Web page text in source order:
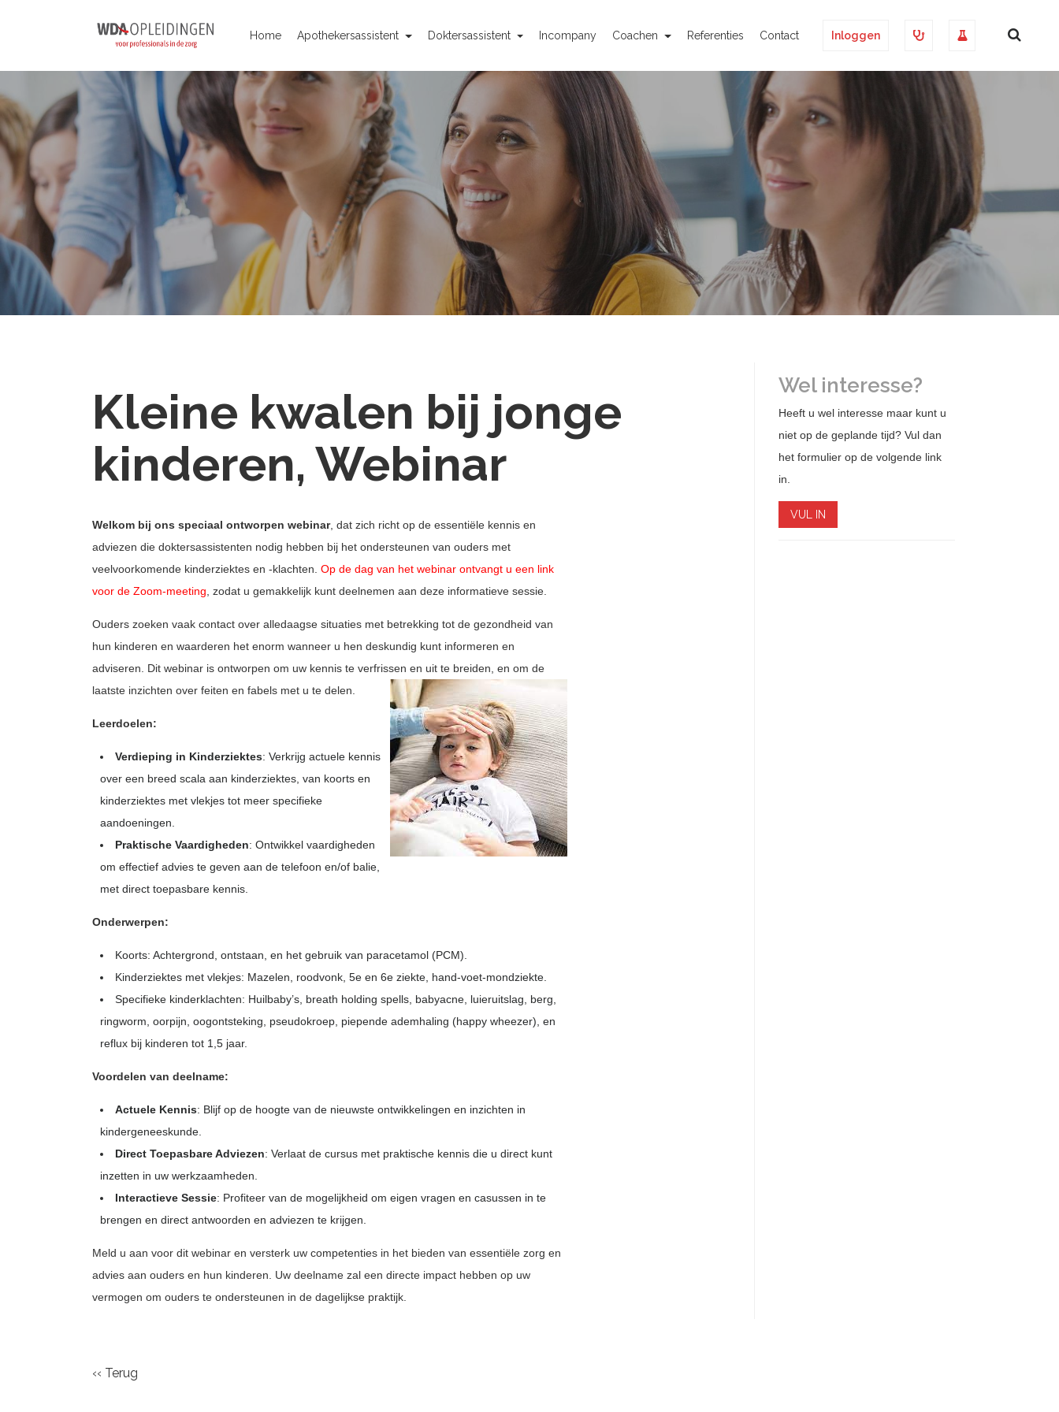
Home Apothekersassistent Doktersassistent Incompany Coachen Referenties Contact Inloggen
Kleine kwalen bij jonge
kinderen, Webinar
Welkom bij ons speciaal ontworpen webinar, dat zich richt op de essentiële kennis en
adviezen die doktersassistenten nodig hebben bij het ondersteunen van ouders met
veelvoorkomende kinderziektes en -klachten. Op de dag van het webinar ontvangt u een link
voor de Zoom-meeting , zodat u gemakkelijk kunt deelnemen aan deze informatieve sessie.
Ouders zoeken vaak contact over alledaagse situaties met betrekking tot de gezondheid van
hun kinderen en waarderen het enorm wanneer u hen deskundig kunt informeren en
adviseren. Dit webinar is ontworpen om uw kennis te verfrissen en uit te breiden, en om de
laatste inzichten over feiten en fabels met u te delen.
Leerdoelen:
Verdieping in Kinderziektes: Verkrijg actuele kennis
over een breed scala aan kinderziektes, van koorts en
kinderziektes met vlekjes tot meer specifieke
aandoeningen.
Praktische Vaardigheden: Ontwikkel vaardigheden
om effectief advies te geven aan de telefoon en/of balie,
met direct toepasbare kennis.
Onderwerpen:
Koorts: Achtergrond, ontstaan, en het gebruik van paracetamol (PCM).
Kinderziektes met vlekjes: Mazelen, roodvonk, 5e en 6e ziekte, hand-voet-mondziekte.
Specifieke kinderklachten: Huilbaby’s, breath holding spells, babyacne, luieruitslag, berg,
ringworm, oorpijn, oogontsteking, pseudokroep, piepende ademhaling (happy wheezer), en
reflux bij kinderen tot 1,5 jaar.
Voordelen van deelname:
Actuele Kennis: Blijf op de hoogte van de nieuwste ontwikkelingen en inzichten in
kindergeneeskunde.
Direct Toepasbare Adviezen: Verlaat de cursus met praktische kennis die u direct kunt
inzetten in uw werkzaamheden.
Interactieve Sessie: Profiteer van de mogelijkheid om eigen vragen en casussen in te
brengen en direct antwoorden en adviezen te krijgen.
Meld u aan voor dit webinar en versterk uw competenties in het bieden van essentiële zorg en
advies aan ouders en hun kinderen. Uw deelname zal een directe impact hebben op uw
vermogen om ouders te ondersteunen in de dagelijkse praktijk.
Wel interesse?
Heeft u wel interesse maar kunt u
niet op de geplande tijd? Vul dan
het formulier op de volgende link
in.
VUL IN
‹‹ Terug